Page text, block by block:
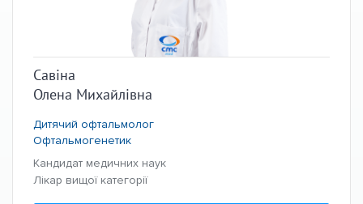
Савіна
Олена Михайлівна
Дитячий офтальмолог
Офтальмогенетик
Кандидат медичних наук
Лікар вищої категорії